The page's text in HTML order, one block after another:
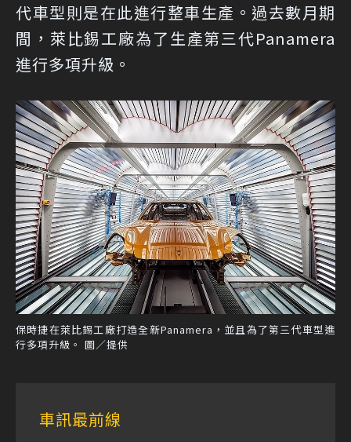
代車型則是在此進行整車生產。過去數月期
間，萊比錫工廠為了生產第三代Panamera
進行多項升級。
保時捷在萊比錫工廠打造全新Panamera，並且為了第三代車型進
行多項升級。 圖／提供
車訊最前線